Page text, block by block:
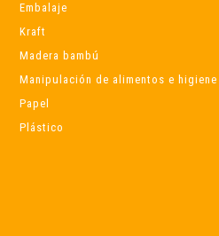
Embalaje
Kraft
Madera bambú
Manipulación de alimentos e higiene
Papel
Plástico